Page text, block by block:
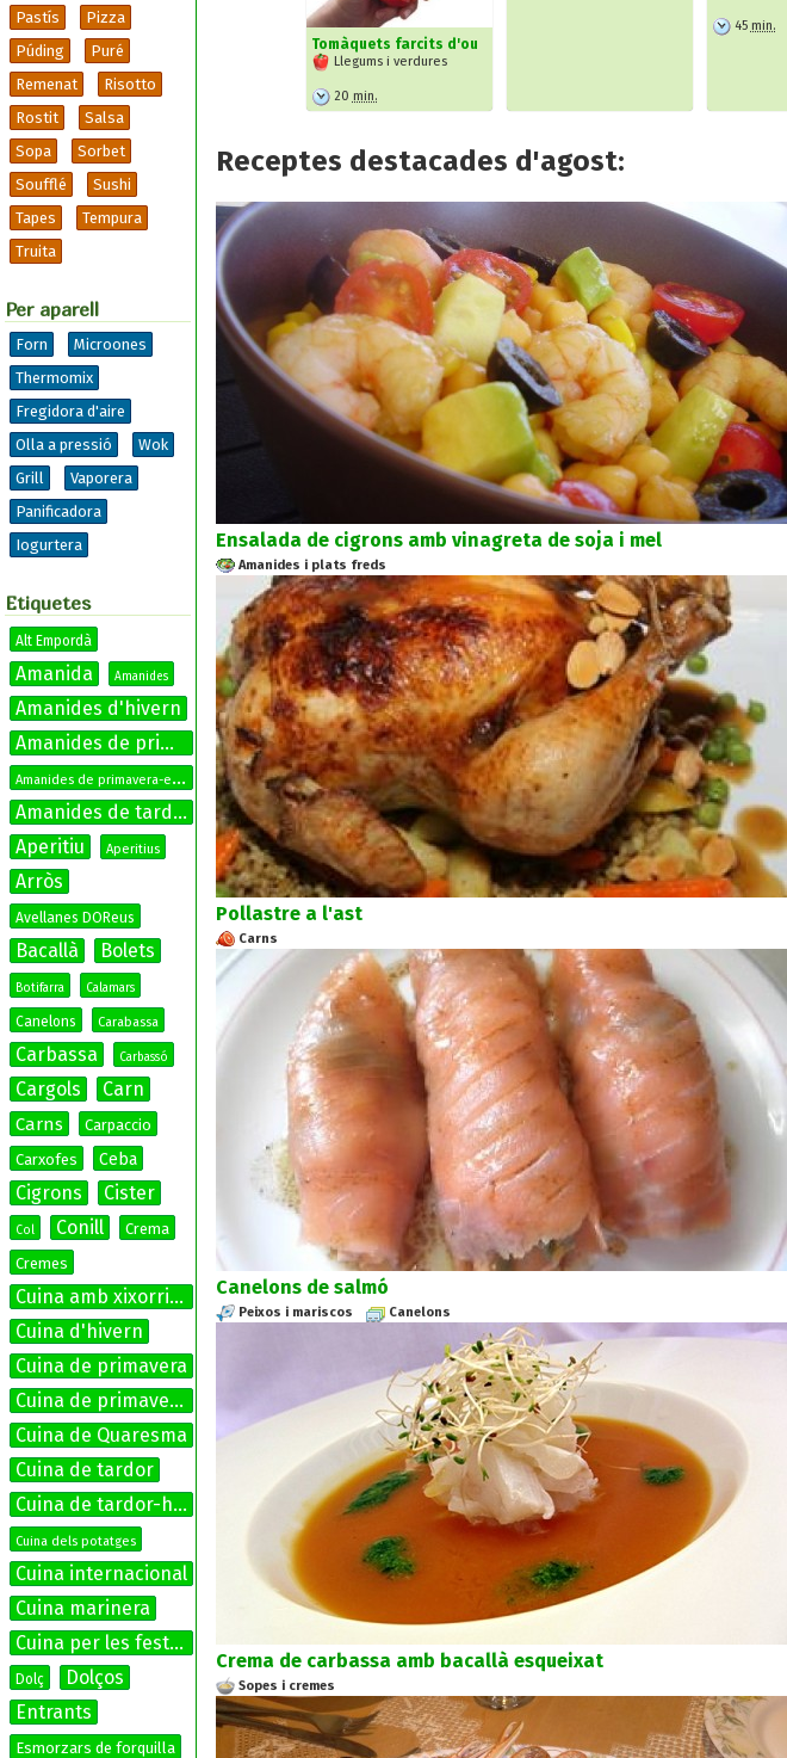
Pastís
Pizza
Púding
Puré
Remenat
Risotto
Rostit
Salsa
Sopa
Sorbet
Soufflé
Sushi
Tapes
Tempura
Truita
Per aparell
Forn
Microones
Thermomix
Fregidora d'aire
Olla a pressió
Wok
Grill
Vaporera
Panificadora
Iogurtera
Etiquetes
Alt Empordà
Amanida Amanides
Amanides d'hivern
Amanides de primavera
A
manides de primavera-estiu
Amanides de tardor
Aperitiu
Aperitius
Arròs
Avellanes DOReus
Bacallà Bolets
Botifarra Calamars
Canelons Carabassa
Carbassa Carbassó
Cargols Carn
Carns
Carpaccio
Carxofes
Ceba
Cigrons Cister
Col Conill
Crema
Cremes
Cuina amb xixorrites
Cuina d'hivern
Cuina de primavera
Cuina de primavera-estiu
Cuina de Quaresma
Cuina de tardor
Cuina de tardor-hivern
Cuina dels potatges
Cuina internacional
Cuina marinera
Cuina per les festes
Dolç
Dolços
Entrants
Esmorzars de forquilla
Tomàquets farcits d'ou
Llegums i verdures
20 min.
45 min.
Receptes destacades d'agost:
Ensalada de cigrons amb vinagreta de soja i mel
Amanides i plats freds
Pollastre a l'ast
Carns
Canelons de salmó
Peixos i mariscos Canelons
Crema de carbassa amb bacallà esqueixat
Sopes i cremes